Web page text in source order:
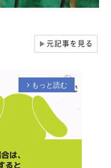
▶元記事を見る
arrow_forward_ios もっと読む